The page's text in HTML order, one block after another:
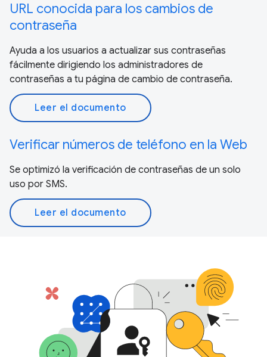
URL conocida para los cambios de
contraseña
Ayuda a los usuarios a actualizar sus contraseñas
fácilmente dirigiendo los administradores de
contraseñas a tu página de cambio de contraseña.
Leer el documento
Verificar números de teléfono en la Web
Se optimizó la verificación de contraseñas de un solo
uso por SMS.
Leer el documento